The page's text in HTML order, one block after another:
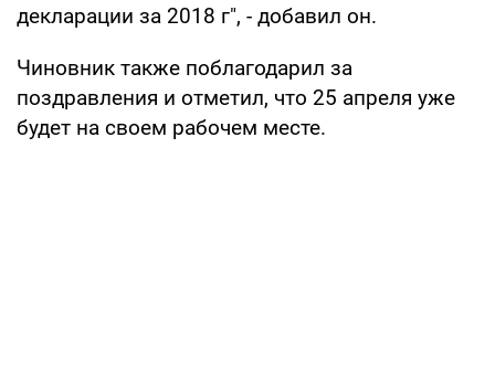
декларации за 2018 г", - добавил он.
Чиновник также поблагодарил за
поздравления и отметил, что 25 апреля уже
будет на своем рабочем месте.